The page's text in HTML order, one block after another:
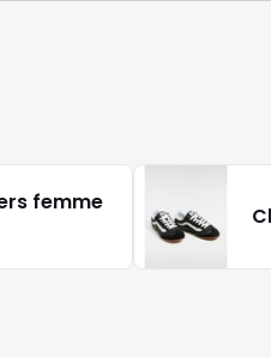
femme